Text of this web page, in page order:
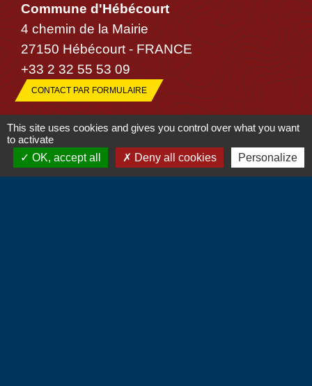
Commune d'Hébécourt
4 chemin de la Mairie
27150 Hébécourt - FRANCE
+33 2 32 55 53 09
CONTACT PAR FORMULAIRE
This site uses cookies and gives you control over what you want
to activate
OK, accept all
Deny all cookies Personalize